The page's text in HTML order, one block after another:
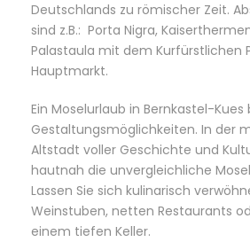
Deutschlands zu römischer Zeit.
sind z.B.: Porta Nigra,
Palastaula mit dem Kurfürstlichen
Hauptmarkt.
Ein Moselurlaub in Bernkastel-
Gestaltungsmöglichkeiten. In der
Altstadt voller Geschichte und
hautnah die unvergleichliche
Lassen Sie sich kulinarisch
Weinstuben, netten Restaurants
einem tiefen Keller.